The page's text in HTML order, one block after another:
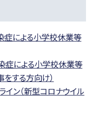
による小学校休業等
による小学校休業等
する方向け）
ン（新型コロナウイル